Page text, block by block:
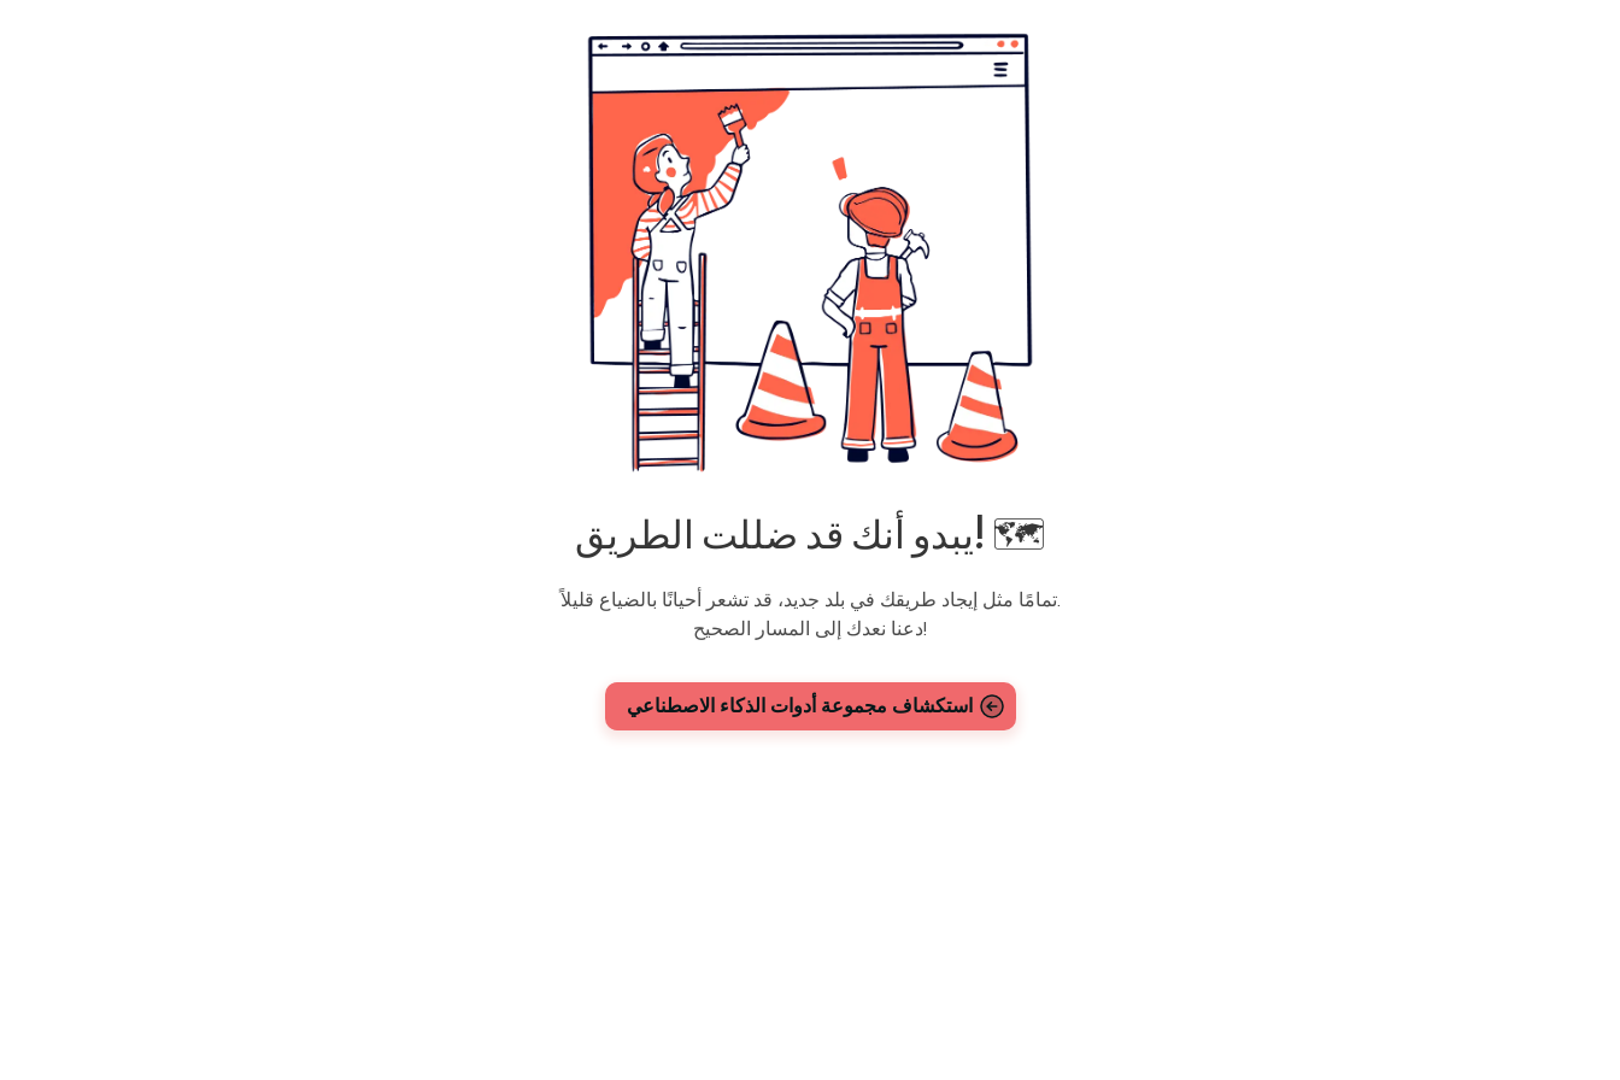
يبدو أنك قد ضللت الطريق! 🗺️
تمامًا مثل إيجاد طريقك في بلد جديد، قد تشعر أحيانًا بالضياع قليلاً.
دعنا نعدك إلى المسار الصحيح!
استكشاف مجموعة أدوات الذكاء الاصطناعي